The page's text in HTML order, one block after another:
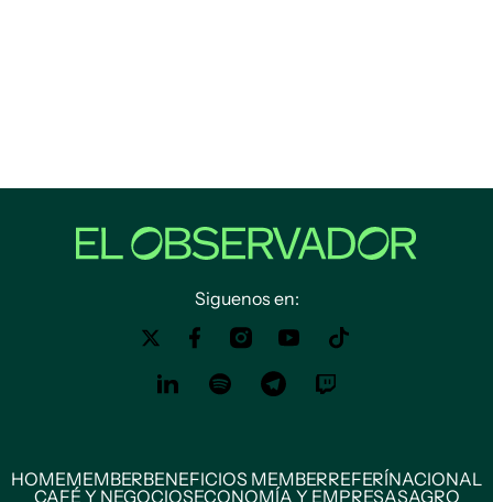
Siguenos en:
HOMEMEMBERBENEFICIOS MEMBERREFERÍNACIONAL
CAFÉ Y NEGOCIOSECONOMÍA Y EMPRESASAGRO